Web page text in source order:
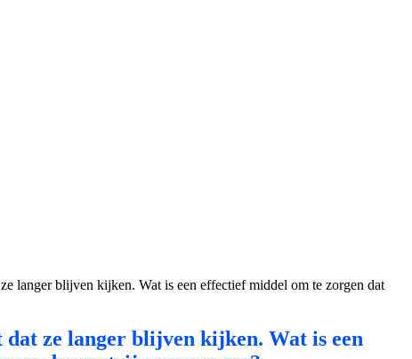
langer blijven kijken. Wat is een effectief middel om te zorgen dat
ze langer blijven kijken. Wat is een